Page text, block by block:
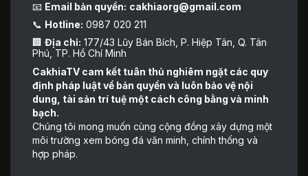
📧 Email bản quyền: cakhiaorg@gmail.com
📞 Hotline: 0987 020 211
🏢 Địa chỉ: 177/43 Lũy Bán Bích, P. Hiệp Tân, Q. Tân
Phú, TP. Hồ Chí Minh
CakhiaTV cam kết tuân thủ nghiêm ngặt các quy
định pháp luật về bản quyền và luôn bảo vệ nội
dung, tài sản trí tuệ một cách công bằng và minh
bạch.
Chúng tôi mong muốn cùng cộng đồng xây dựng một
môi trường xem bóng đá văn minh, chính thống và
hợp pháp.